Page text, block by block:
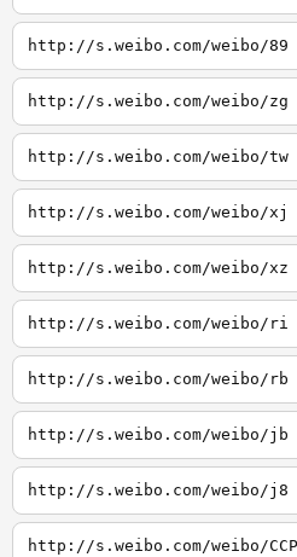
http://s.weibo.com/weibo/89
http://s.weibo.com/weibo/zg
http://s.weibo.com/weibo/tw
http://s.weibo.com/weibo/xj
http://s.weibo.com/weibo/xz
http://s.weibo.com/weibo/ri
http://s.weibo.com/weibo/rb
http://s.weibo.com/weibo/jb
http://s.weibo.com/weibo/j8
http://s.weibo.com/weibo/CCP